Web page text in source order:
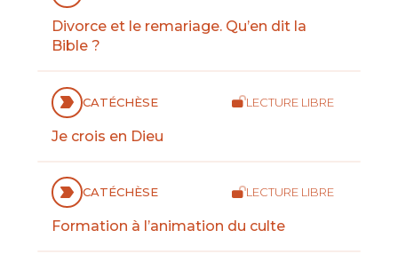
Divorce et le remariage. Qu’en dit la
Bible ?
CATÉCHÈSE LECTURE LIBRE
Je crois en Dieu
CATÉCHÈSE LECTURE LIBRE
Formation à l’animation du culte